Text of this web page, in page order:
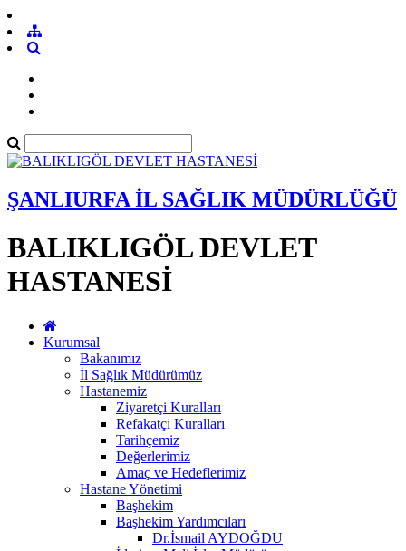
ŞANLIURFA İL SAĞLIK MÜDÜRLÜĞÜ
BALIKLIGÖL DEVLET
HASTANESİ
Kurumsal
Bakanımız
İl Sağlık Müdürümüz
Hastanemiz
Ziyaretçi Kuralları
Refakatçi Kuralları
Tarihçemiz
Değerlerimiz
Amaç ve Hedeflerimiz
Hastane Yönetimi
Başhekim
Başhekim Yardımcıları
Dr.İsmail AYDOĞDU